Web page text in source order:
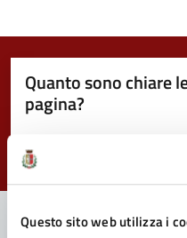
Questo sito web utilizza i
Quanto sono chiare
pagina?
Valuta 1 stelle su 5